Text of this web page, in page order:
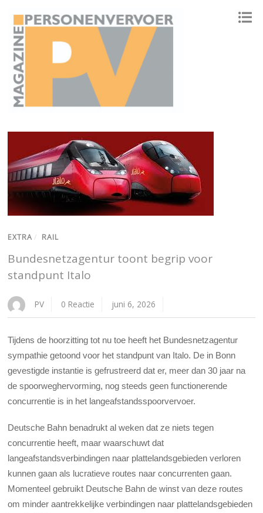
EXTRA / RAIL
Bundesnetzagentur toont begrip voor
standpunt Italo
PV 0 Reactie juni 6, 2026
Tijdens de hoorzitting tot nu toe heeft het Bundesnetzagentur
sympathie getoond voor het standpunt van Italo. De in Bonn
gevestigde instantie is gefrustreerd dat er, meer dan 30 jaar na
de spoorweghervorming, nog steeds geen functionerende
concurrentie is in het langeafstandsspoorvervoer.
Deutsche Bahn benadrukt al weken dat ze niets tegen
concurrentie heeft, maar waarschuwt dat
langeafstandsverbindingen naar plattelandsgebieden verloren
kunnen gaan als lucratieve routes naar concurrenten gaan.
Momenteel gebruikt Deutsche Bahn de winst van deze routes
om minder aantrekkelijke verbindingen naar plattelandsgebieden